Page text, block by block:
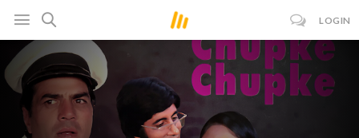
LOGIN